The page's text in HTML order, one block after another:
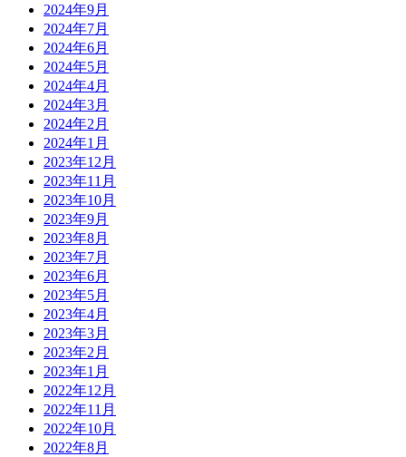
2024年9月
2024年7月
2024年6月
2024年5月
2024年4月
2024年3月
2024年2月
2024年1月
2023年12月
2023年11月
2023年10月
2023年9月
2023年8月
2023年7月
2023年6月
2023年5月
2023年4月
2023年3月
2023年2月
2023年1月
2022年12月
2022年11月
2022年10月
2022年8月